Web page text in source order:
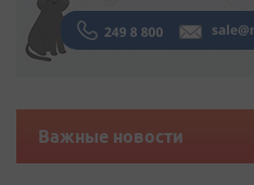
Важные новости